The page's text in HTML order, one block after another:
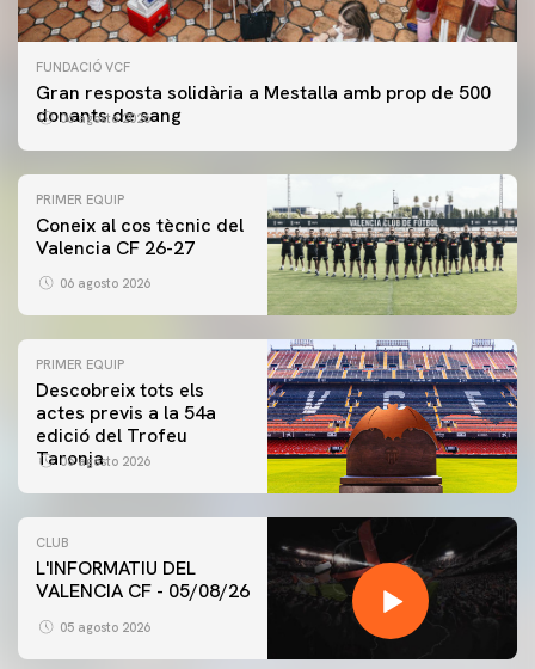
FUNDACIÓ VCF
Gran resposta solidària a Mestalla amb prop de 500
donants de sang
06 agosto 2026
PRIMER EQUIP
Coneix al cos tècnic del
Valencia CF 26-27
06 agosto 2026
PRIMER EQUIP
Descobreix tots els
actes previs a la 54a
edició del Trofeu
Taronja
06 agosto 2026
CLUB
L'INFORMATIU DEL
VALENCIA CF - 05/08/26
05 agosto 2026